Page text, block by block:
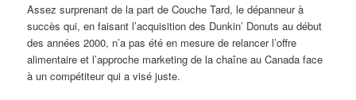
Assez surprenant de la part de Couche Tard, le dépanneur à
succès qui, en faisant l’acquisition des Dunkin’ Donuts au début
des années 2000, n’a pas été en mesure de relancer l’offre
alimentaire et l’approche marketing de la chaîne au Canada face
à un compétiteur qui a visé juste.